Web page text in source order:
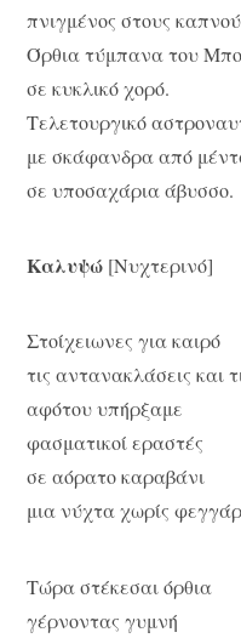
πνιγμένος στους
Όρθια τύμπανα του
σε κυκλικό χορό.
Τελετουργικό
με σκάφανδρα από
σε υποσαχάρια άβυσσο.
Καλυψώ [Νυχτερινό]
Στοίχειωνες για καιρό
τις αντανακλάσεις και
αφότου υπήρξαμε
φασματικοί εραστές
σε αόρατο καραβάνι
μια νύχτα χωρίς
Τώρα στέκεσαι όρθια
γέρνοντας γυμνή